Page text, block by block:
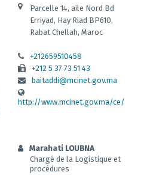
Parcelle 14, aile Nord Bd
Erriyad, Hay Riad BP610,
Rabat Chellah, Maroc
+212659510458
+212 5 37 73 51 43
baitaddi@mcinet.gov.ma
http://www.mcinet.gov.ma/ce/
Marahati LOUBNA
Chargé de la Logistique et
procédures